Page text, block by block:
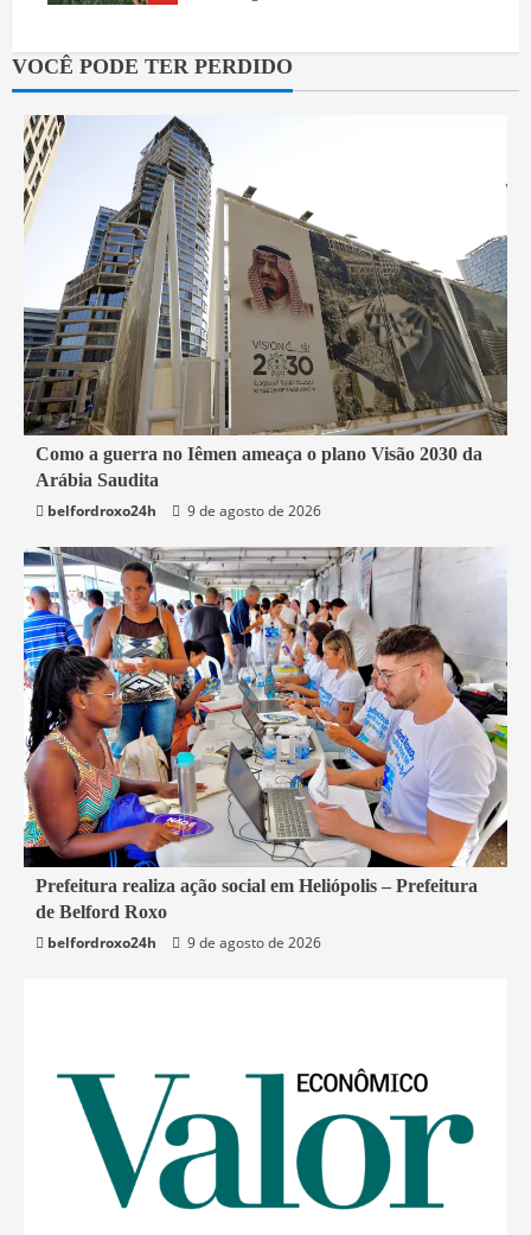
VOCÊ PODE TER PERDIDO
4 min read
Mundo
Como a guerra no Iêmen ameaça o plano Visão 2030 da
Arábia Saudita
belfordroxo24h
9 de agosto de 2026
2 min read
Belford Roxo
Prefeitura realiza ação social em Heliópolis – Prefeitura
de Belford Roxo
belfordroxo24h
9 de agosto de 2026